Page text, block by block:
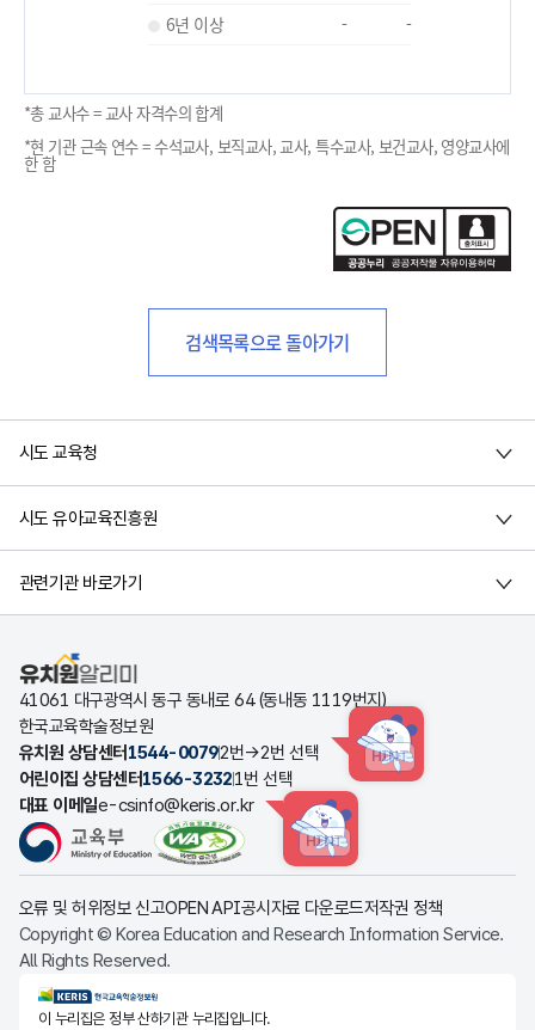
6년 이상
- -
*총 교사수 = 교사 자격수의 합계
*현 기관 근속 연수 = 수석교사, 보직교사, 교사, 특수교사, 보건교사, 영양교사에
한 함
검색목록으로 돌아가기
시도 교육청
시도 유아교육진흥원
관련기관 바로가기
유치원알리미
41061 대구광역시 동구 동내로 64 (동내동 1119번지)
한국교육학술정보원
유치원 상담센터 1544-00792번→2번 선택 HINT
어린이집 상담센터1566-32321번 선택
대표 이메일e-csinfo@keris.or.kr
HINT
오류 및 허위정보 신고OPEN API공시자료 다운로드저작권 정책
Copyright © Korea Education and Research Information Service.
All Rights Reserved.
KERIS한국교육학술정보원
이 누리집은 정부 산하기관 누리집입니다.